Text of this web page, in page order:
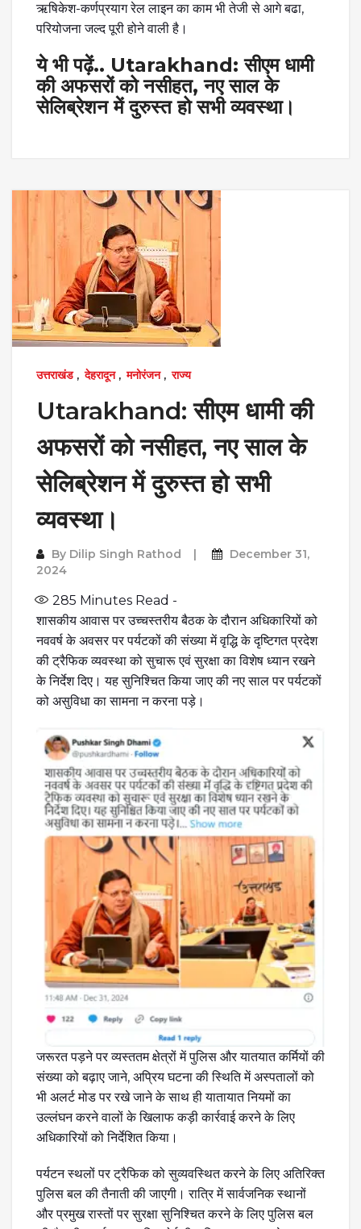
ऋषिकेश-कर्णप्रयाग रेल लाइन का काम भी तेजी से आगे बढा,
परियोजना जल्द पूरी होने वाली है।
ये भी पढ़ें.. Utarakhand: सीएम धामी
की अफसरों को नसीहत, नए साल के
सेलिब्रेशन में दुरुस्त हो सभी व्यवस्था।
उत्तराखंड, देहरादून, मनोरंजन, राज्य
Utarakhand: सीएम धामी की
अफसरों को नसीहत, नए साल के
सेलिब्रेशन में दुरुस्त हो सभी
व्यवस्था।
By Dilip Singh Rathod
December 31,
2024
285 Minutes Read -
शासकीय आवास पर उच्चस्तरीय बैठक के दौरान अधिकारियों को
नववर्ष के अवसर पर पर्यटकों की संख्या में वृद्धि के दृष्टिगत प्रदेश
की ट्रैफिक व्यवस्था को सुचारू एवं सुरक्षा का विशेष ध्यान रखने
के निर्देश दिए। यह सुनिश्चित किया जाए की नए साल पर पर्यटकों
को असुविधा का सामना न करना पड़े।
जरूरत पड़ने पर व्यस्ततम क्षेत्रों में पुलिस और यातयात कर्मियों की
संख्या को बढ़ाए जाने, अप्रिय घटना की स्थिति में अस्पतालों को
भी अलर्ट मोड पर रखे जाने के साथ ही यातायात नियमों का
उल्लंघन करने वालों के खिलाफ कड़ी कार्रवाई करने के लिए
अधिकारियों को निर्देशित किया।
पर्यटन स्थलों पर ट्रैफिक को सुव्यवस्थित करने के लिए अतिरिक्त
पुलिस बल की तैनाती की जाएगी। रात्रि में सार्वजनिक स्थानों
और प्रमुख रास्तों पर सुरक्षा सुनिश्चित करने के लिए पुलिस बल